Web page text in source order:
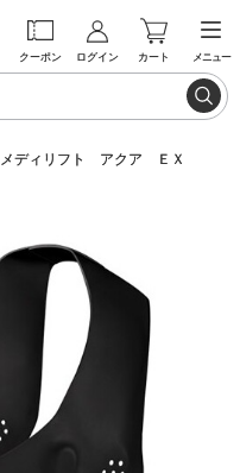
クーポン ログイン カート メニュー
メディリフト アクア ＥＸ